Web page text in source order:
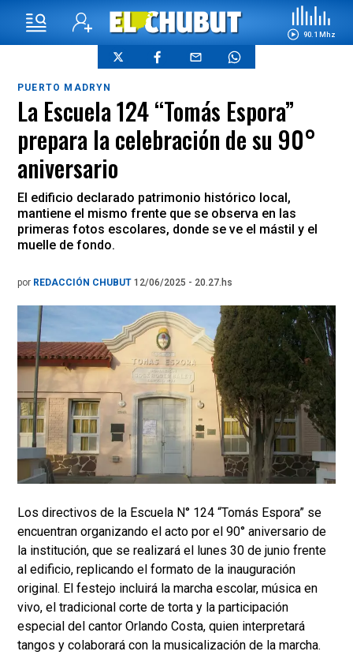
90.1 Mhz
PUERTO MADRYN
La Escuela 124 “Tomás Espora”
prepara la celebración de su 90°
aniversario
El edificio declarado patrimonio histórico local,
mantiene el mismo frente que se observa en las
primeras fotos escolares, donde se ve el mástil y el
muelle de fondo.
por REDACCIÓN CHUBUT 12/06/2025 - 20.27.hs
Los directivos de la Escuela N° 124 “Tomás Espora” se
encuentran organizando el acto por el 90° aniversario de
la institución, que se realizará el lunes 30 de junio frente
al edificio, replicando el formato de la inauguración
original. El festejo incluirá la marcha escolar, música en
vivo, el tradicional corte de torta y la participación
especial del cantor Orlando Costa, quien interpretará
tangos y colaborará con la musicalización de la marcha.